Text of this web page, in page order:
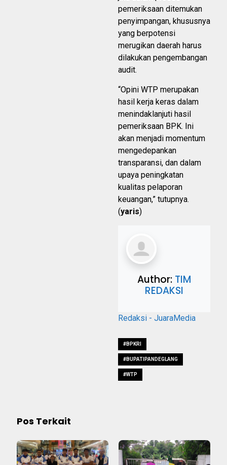
pemeriksaan ditemukan
penyimpangan, khususnya
yang berpotensi
merugikan daerah harus
dilakukan pengembangan
audit.
“Opini WTP merupakan
hasil kerja keras dalam
menindaklanjuti hasil
pemeriksaan BPK. Ini
akan menjadi momentum
mengedepankan
transparansi, dan dalam
upaya peningkatan
kualitas pelaporan
keuangan,” tutupnya.
(yaris)
Author: TIM
REDAKSI
Redaksi - JuaraMedia
#BPKRI
#BUPATIPANDEGLANG
#WTP
Pos Terkait